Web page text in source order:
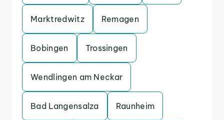
Marktredwitz Remagen
Bobingen Trossingen
Wendlingen am Neckar
Bad Langensalza Raunheim